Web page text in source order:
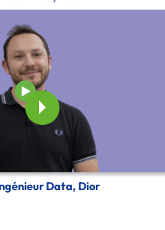
Data, Dior